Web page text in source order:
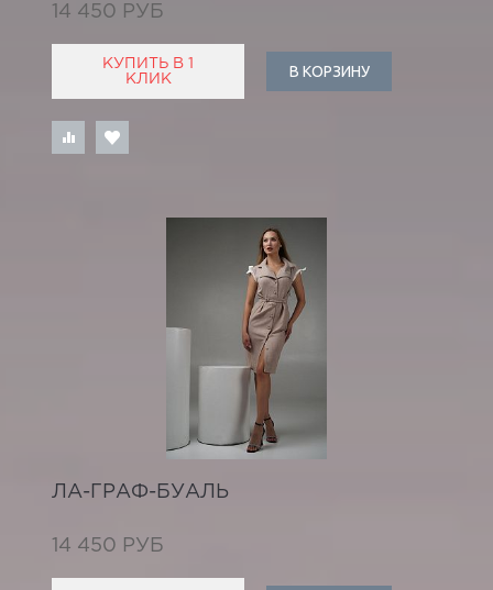
14 450 РУБ
КУПИТЬ В 1
КЛИК
В КОРЗИНУ
ЛА-ГРАФ-БУАЛЬ
14 450 РУБ